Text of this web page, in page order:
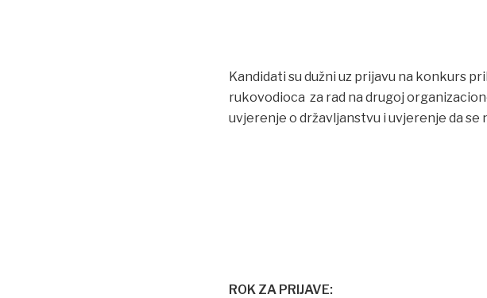
Kandidati su dužni uz prijavu na konkurs
rukovodioca za rad na drugoj
uvjerenje o državljanstvu i uvjerenje da se
ROK ZA PRIJAVE: